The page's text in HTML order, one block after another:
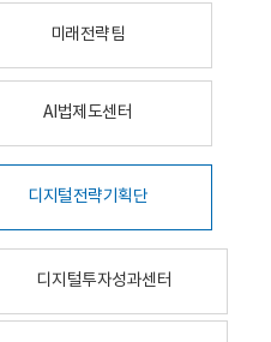
미래전략팀
AI법제도센터
디지털전략기획단
디지털투자성과센터